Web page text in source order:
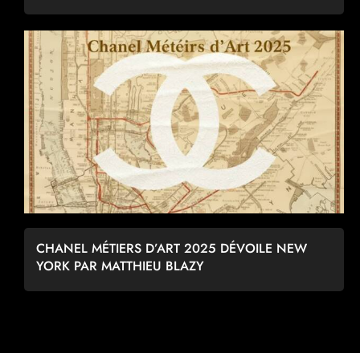
CHANEL MÉTIERS D’ART 2025 DÉVOILE NEW
YORK PAR MATTHIEU BLAZY